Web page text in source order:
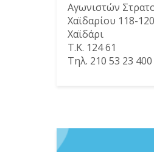
Αγωνιστών
Χαϊδαρίου 118-
Χαϊδάρι
Τ.Κ. 124 61
Τηλ. 210 53 23 400